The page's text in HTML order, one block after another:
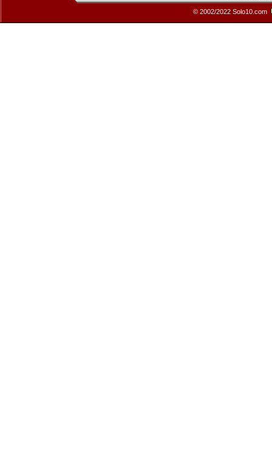
© 2002/2022 Solo10.com